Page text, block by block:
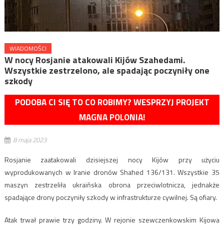
WIADOMOŚCI
W nocy Rosjanie atakowali Kijów Szahedami.
Wszystkie zestrzelono, ale spadając poczyniły one
szkody
PODOBA CI SIĘ TO CO ROBIMY? WESPRZYJ PROJEKT
MAGNA POLONIA!
8 maja 2023
Rosjanie zaatakowali dzisiejszej nocy Kijów przy użyciu
wyprodukowanych w Iranie dronów Shahed 136/131. Wszystkie 35
maszyn zestrzeliła ukraińska obrona przeciwlotnicza, jednakże
spadające drony poczyniły szkody w infrastrukturze cywilnej. Są ofiary.
Atak trwał prawie trzy godziny. W rejonie szewczenkowskim Kijowa